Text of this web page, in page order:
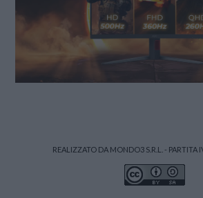
REALIZZATO DA MONDO3 S.R.L. - PARTITA